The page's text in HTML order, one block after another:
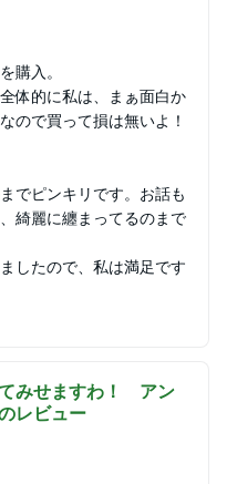
購入。
体的に私は、まぁ面白か
ので買って損は無いよ！
でピンキリです。お話も
綺麗に纏まってるのまで
したので、私は満足です
みせますわ！ アン
レビュー